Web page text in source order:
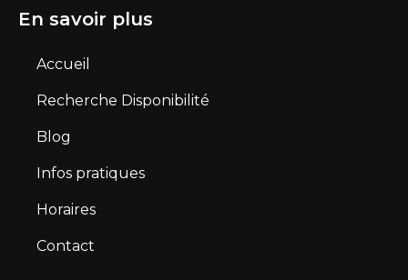
En savoir plus
Accueil
Recherche Disponibilité
Blog
Infos pratiques
Horaires
Contact